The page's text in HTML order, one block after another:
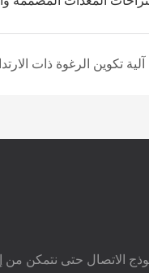
آلية تكوين الرغوة ذات